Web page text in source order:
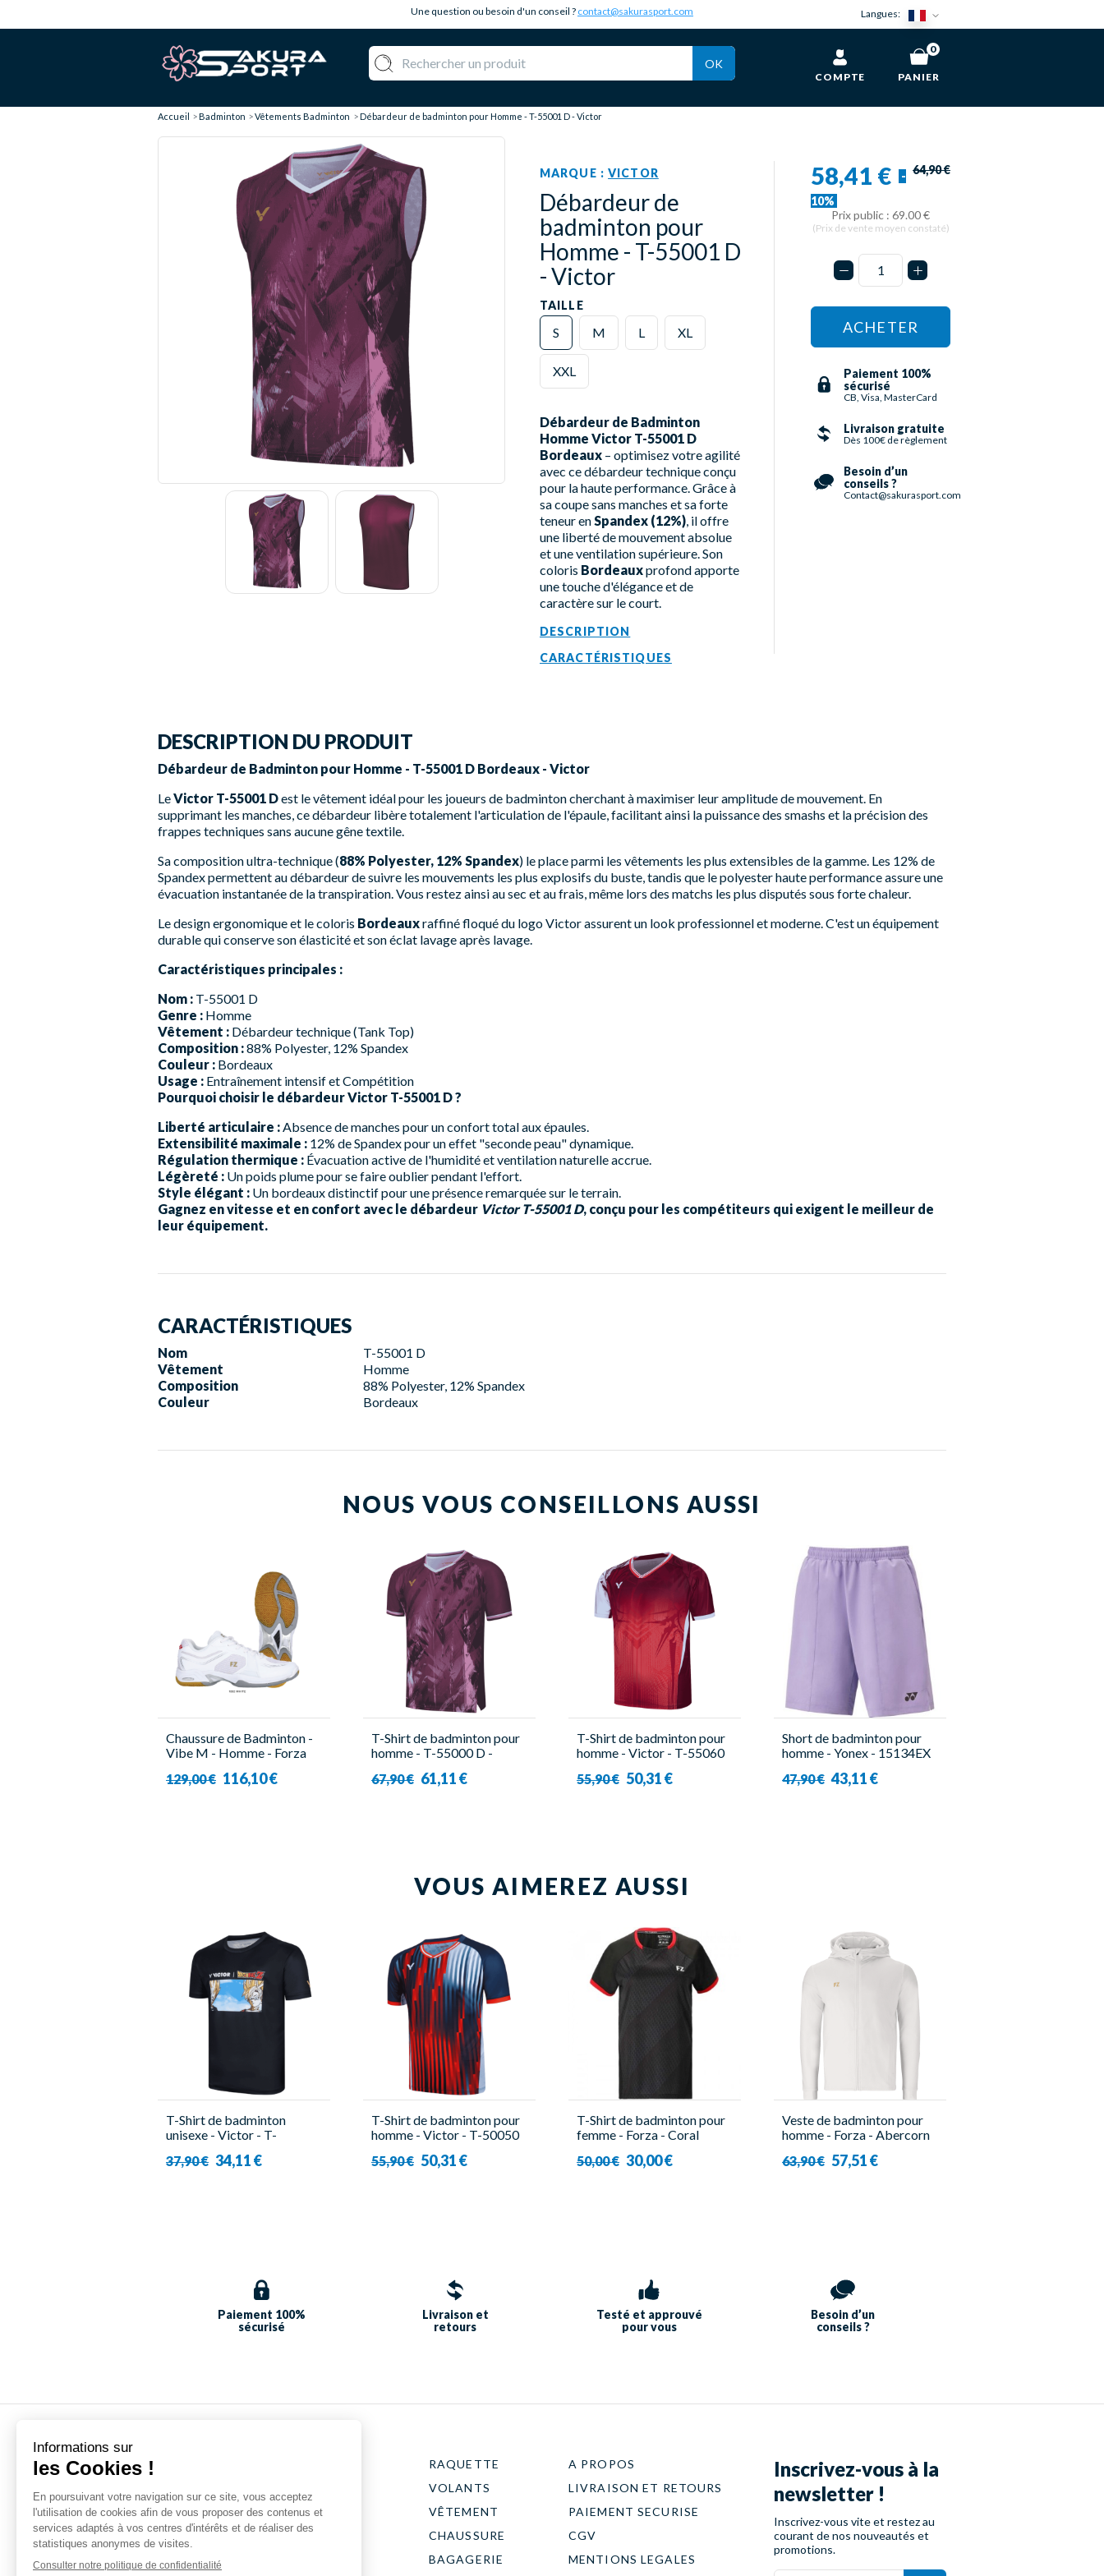
Une question ou besoin d'un conseil ? contact@sakurasport.com Langues:
OK
COMPTE PANIER
0
Accueil Badminton Vêtements Badminton Débardeur de badminton pour Homme - T-55001 D - Victor
MARQUE :VICTOR
Débardeur de
badminton pour
Homme - T-55001 D
- Victor
TAILLE
S M L XL
XXL
Débardeur de Badminton
Homme Victor T-55001 D
Bordeaux – optimisez votre agilité
avec ce débardeur technique conçu
pour la haute performance. Grâce à
sa coupe sans manches et sa forte
teneur enSpandex (12%), il offre
une liberté de mouvement absolue
et une ventilation supérieure. Son
coloris Bordeauxprofond apporte
une touche d'élégance et de
caractère sur le court.
DESCRIPTION
CARACTÉRISTIQUES
58,41 €
-
10%
64,90 €
Prix public : 69.00 €
(Prix de vente moyen constaté)
ACHETER
Paiement 100%
sécurisé
CB, Visa, MasterCard
Livraison gratuite
Dès 100€ de règlement
Besoin d’un
conseils ?
Contact@sakurasport.com
DESCRIPTION DU PRODUIT
Débardeur de Badminton pour Homme - T-55001 D Bordeaux - Victor
LeVictor T-55001 Dest le vêtement idéal pour les joueurs de badminton cherchant à maximiser leur amplitude de mouvement. En
supprimant les manches, ce débardeur libère totalement l'articulation de l'épaule, facilitant ainsi la puissance des smashs et la précision des
frappes techniques sans aucune gêne textile.
Sa composition ultra-technique (88% Polyester, 12% Spandex) le place parmi les vêtements les plus extensibles de la gamme. Les 12% de
Spandex permettent au débardeur de suivre les mouvements les plus explosifs du buste, tandis que le polyester haute performance assure une
évacuation instantanée de la transpiration. Vous restez ainsi au sec et au frais, même lors des matchs les plus disputés sous forte chaleur.
Le design ergonomique et le coloris Bordeauxraffiné floqué du logo Victor assurent un look professionnel et moderne. C'est un équipement
durable qui conserve son élasticité et son éclat lavage après lavage.
Caractéristiques principales :
Nom : T-55001 D
Genre : Homme
Vêtement : Débardeur technique (Tank Top)
Composition :88% Polyester, 12% Spandex
Couleur : Bordeaux
Usage : Entraînement intensif et Compétition
Pourquoi choisir le débardeur Victor T-55001 D ?
Liberté articulaire :Absence de manches pour un confort total aux épaules.
Extensibilité maximale : 12% de Spandex pour un effet "seconde peau" dynamique.
Régulation thermique : Évacuation active de l'humidité et ventilation naturelle accrue.
Légèreté : Un poids plume pour se faire oublier pendant l'effort.
Style élégant : Un bordeaux distinctif pour une présence remarquée sur le terrain.
Gagnez en vitesse et en confort avec le débardeur Victor T-55001 D, conçu pour les compétiteurs qui exigent le meilleur de
leur équipement.
CARACTÉRISTIQUES
Nom
T-55001 D
Vêtement
Homme
Composition
88% Polyester, 12% Spandex
Couleur
Bordeaux
NOUS VOUS CONSEILLONS AUSSI
Chaussure de Badminton -
Vibe M - Homme - Forza
129,00 € 116,10 €
T-Shirt de badminton pour
homme - T-55000 D -
67,90 € 61,11 €
T-Shirt de badminton pour
homme - Victor - T-55060
55,90 € 50,31 €
Short de badminton pour
homme - Yonex - 15134EX
47,90 € 43,11 €
VOUS AIMEREZ AUSSI
T-Shirt de badminton
unisexe - Victor - T-
37,90 € 34,11 €
T-Shirt de badminton pour
homme - Victor - T-50050
55,90 € 50,31 €
T-Shirt de badminton pour
femme - Forza - Coral
50,00 € 30,00 €
Veste de badminton pour
homme - Forza - Abercorn
63,90 € 57,51 €
Paiement 100%
sécurisé
Livraison et
retours
Testé et approuvé
pour vous
Besoin d’un
conseils ?
8 Rue de Concressault
45360 Cernoy-en-Berry -
France
0636952533
RAQUETTE
VOLANTS
VÊTEMENT
CHAUSSURE
BAGAGERIE
A PROPOS
LIVRAISON ET RETOURS
PAIEMENT SECURISE
CGV
MENTIONS LEGALES
Inscrivez-vous à la
newsletter !
Inscrivez-vous vite et restez au
courant de nos nouveautés et
promotions.